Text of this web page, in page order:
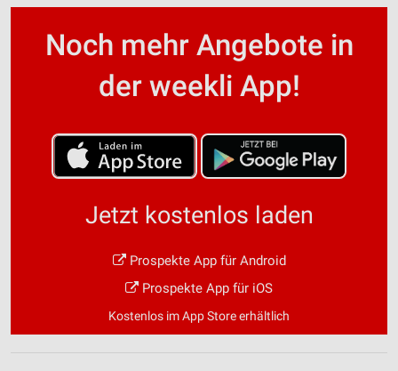
Noch mehr Angebote in
der weekli App!
Jetzt kostenlos laden
Prospekte App für Android
Prospekte App für iOS
Kostenlos im App Store erhältlich